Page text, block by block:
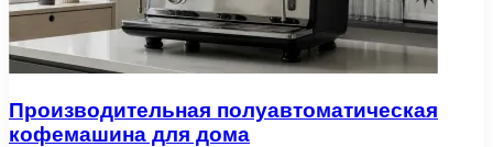
Производительная полуавтоматическая
кофемашина для дома